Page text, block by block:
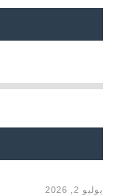
يوليو 2, 2026